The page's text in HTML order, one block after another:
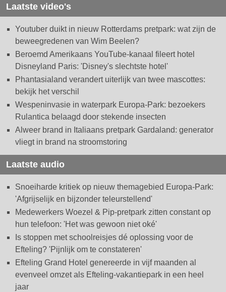
Laatste video's
Youtuber duikt in nieuw Rotterdams pretpark: wat zijn de
beweegredenen van Wim Beelen?
Beroemd Amerikaans YouTube-kanaal fileert hotel
Disneyland Paris: 'Disney's slechtste hotel'
Phantasialand verandert uiterlijk van twee mascottes:
bekijk het verschil
Wespeninvasie in waterpark Europa-Park: bezoekers
Rulantica belaagd door stekende insecten
Alweer brand in Italiaans pretpark Gardaland: generator
vliegt in brand na stroomstoring
Laatste audio
Snoeiharde kritiek op nieuw themagebied Europa-Park:
'Afgrijselijk en bijzonder teleurstellend'
Medewerkers Woezel & Pip-pretpark zitten constant op
hun telefoon: 'Het was gewoon niet oké'
Is stoppen met schoolreisjes dé oplossing voor de
Efteling? 'Pijnlijk om te constateren'
Efteling Grand Hotel genereerde in vijf maanden al
evenveel omzet als Efteling-vakantiepark in een heel
jaar